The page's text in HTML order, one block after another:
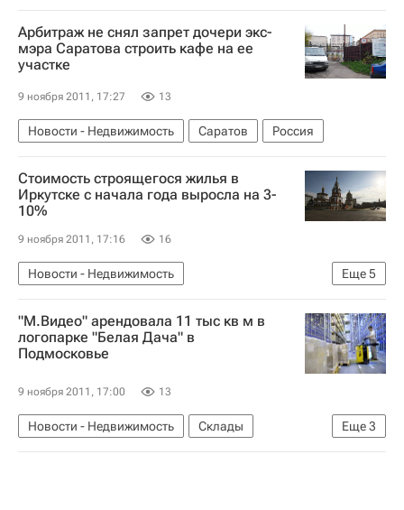
Арбитраж не снял запрет дочери экс-
мэра Саратова строить кафе на ее
участке
9 ноября 2011, 17:27 13
Новости - Недвижимость Саратов Россия
Стоимость строящегося жилья в
Иркутске с начала года выросла на 3-
10%
9 ноября 2011, 17:16 16
Еще5
Новости - Недвижимость
Рост цен на жилье в России
Жилье
Цены
Иркутск
Россия
"М.Видео" арендовала 11 тыс кв м в
логопарке "Белая Дача" в
Подмосковье
9 ноября 2011, 17:00 13
Еще3
Новости - Недвижимость
Склады
Коммерческая недвижимость